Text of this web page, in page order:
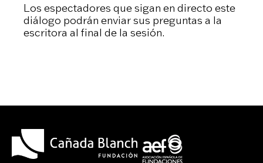
Los espectadores que sigan en directo este
diálogo podrán enviar sus preguntas a la
escritora al final de la sesión.